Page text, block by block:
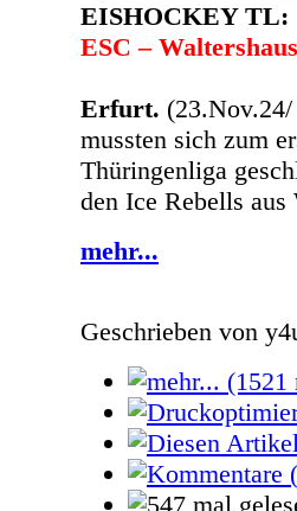
EISHOCKEY TL:
ESC –
Erfurt.
mussten sich zum
Thüringenliga
den Ice Rebells aus
mehr...
Geschrieben von